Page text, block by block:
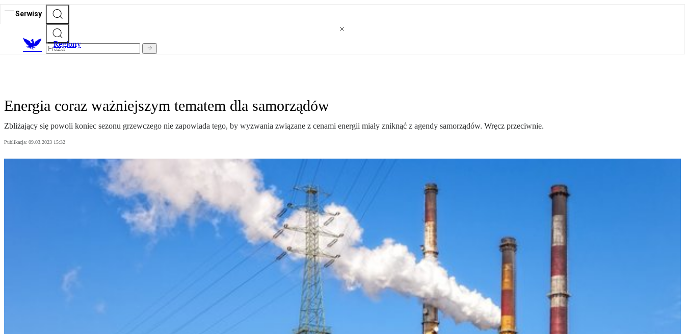
Serwisy
Regiony
Energia coraz ważniejszym tematem dla samorządów
Zbliżający się powoli koniec sezonu grzewczego nie zapowiada tego, by wyzwania związane z cenami energii miały zniknąć z agendy samorządów. Wręcz przeciwnie.
Publikacja: 09.03.2023 15:32